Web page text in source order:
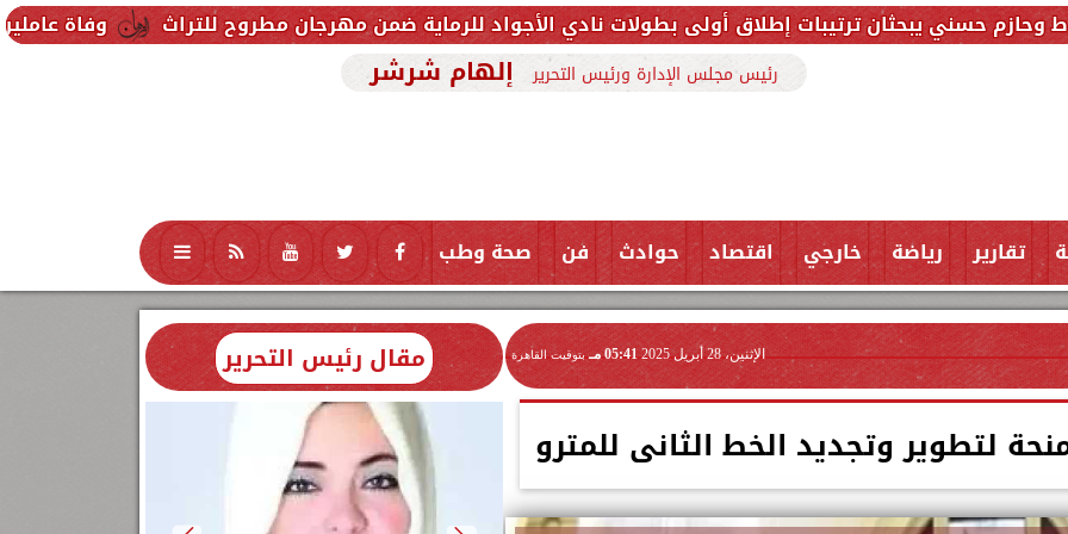
وفاة عاملين متأثرين ترتيبات إطلاق أولى بطولات نادي الأجواد للرماية ضمن مهرجان مطروح للتراث
رئيس مجلس الإدارة ورئيس التحرير إلهام شرشر
تقارير رياضة خارجي اقتصاد حوادث فن صحة وطب تكنولوجيا منوعات محافظات
الإثنين، 28 أبريل 2025 05:41 مـ بتوقيت القاهرة
لتطوير وتجديد الخط الثانى للمترو
مقال رئيس التحرير